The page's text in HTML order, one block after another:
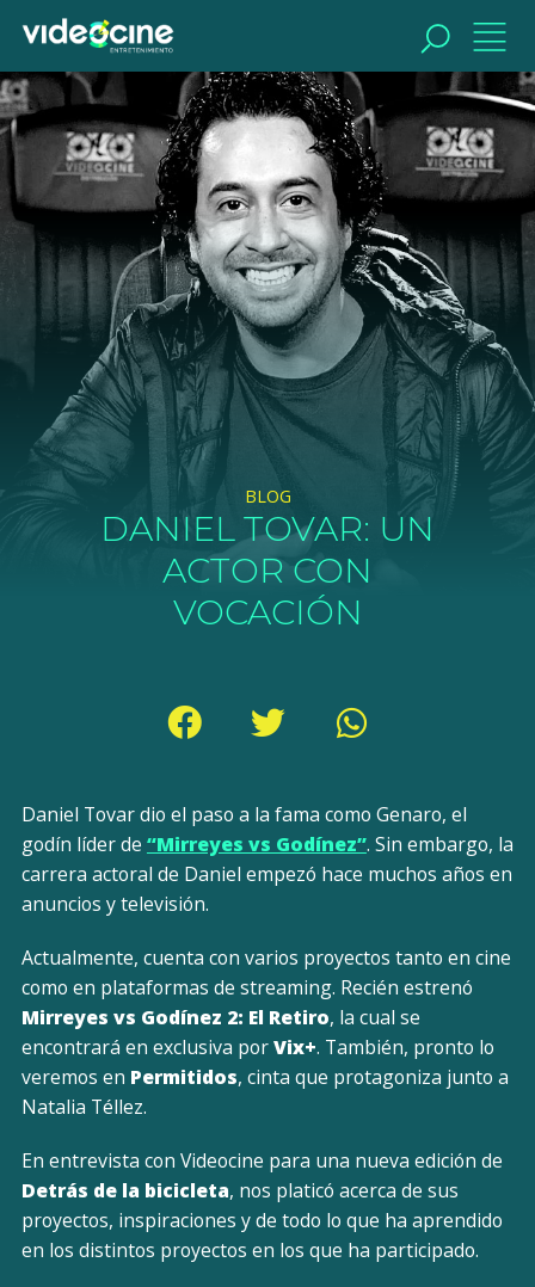
BUSCAR
BLOG
DANIEL TOVAR: UN
ACTOR CON
VOCACIÓN
Daniel Tovar dio el paso a la fama como Genaro, el
godín líder de “Mirreyes vs Godínez”. Sin embargo, la
carrera actoral de Daniel empezó hace muchos años en
anuncios y televisión.
Actualmente, cuenta con varios proyectos tanto en cine
como en plataformas de streaming. Recién estrenó
Mirreyes vs Godínez 2: El Retiro, la cual se
encontrará en exclusiva porVix+. También, pronto lo
veremos en Permitidos, cinta que protagoniza junto a
Natalia Téllez.
En entrevista con Videocine para una nueva edición de
Detrás de la bicicleta, nos platicó acerca de sus
proyectos, inspiraciones y de todo lo que ha aprendido
en los distintos proyectos en los que ha participado.